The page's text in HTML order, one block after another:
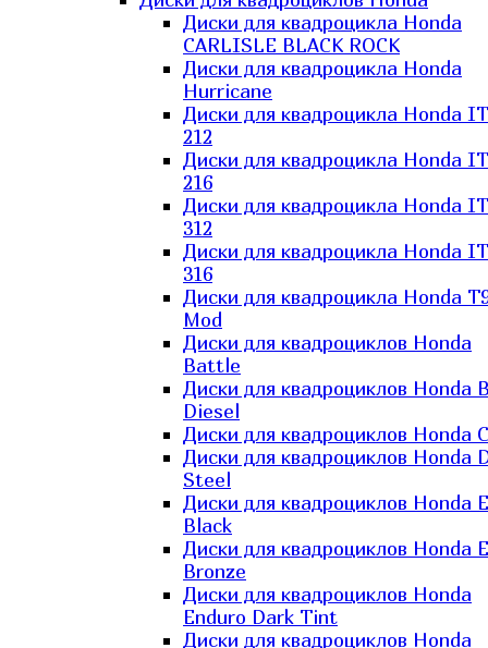
Диски для квадроцикла Honda
CARLISLE BLACK ROCK
Диски для квадроцикла Honda
Hurricane
Диски для квадроцикла Honda
212
Диски для квадроцикла Honda
216
Диски для квадроцикла Honda
312
Диски для квадроцикла Honda
316
Диски для квадроцикла Honda
Mod
Диски для квадроциклов Honda
Battle
Диски для квадроциклов Honda
Diesel
Диски для квадроциклов Honda
Диски для квадроциклов Honda
Steel
Диски для квадроциклов Honda
Black
Диски для квадроциклов Honda
Bronze
Диски для квадроциклов Honda
Enduro Dark Tint
Диски для квадроциклов Honda